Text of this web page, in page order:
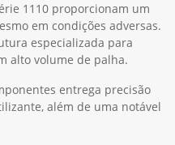
1110 proporcionam um
em condições adversas.
especializada para
alto volume de palha.
entrega precisão
além de uma notável